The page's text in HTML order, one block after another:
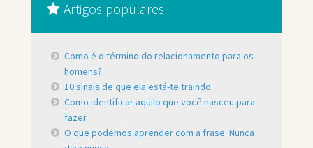
Artigos populares
Como é o término do relacionamento para os
homens?
10 sinais de que ela está-te traindo
Como identificar aquilo que você nasceu para
fazer
O que podemos aprender com a frase: Nunca